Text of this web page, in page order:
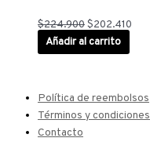
$224.900$202.410
Añadir al carrito
Política de reembolsos
Términos y condiciones
Contacto